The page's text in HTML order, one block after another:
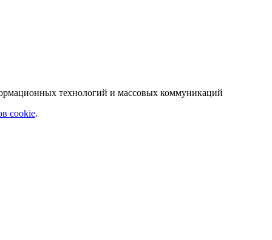
технологий и массовых коммуникаций
cookie.